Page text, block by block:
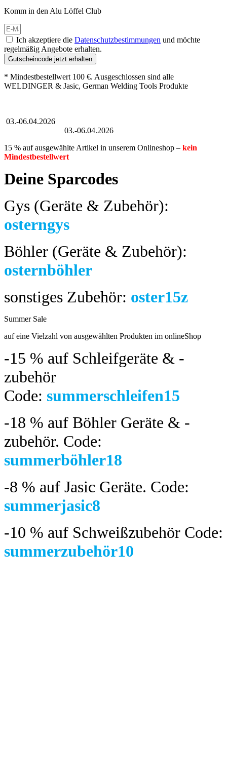
Komm in den Alu Löffel Club
Ich akzeptiere die Datenschutzbestimmungen und möchte
regelmäßig Angebote erhalten.
Gutscheincode jetzt erhalten
* Mindestbestellwert 100 €. Ausgeschlossen sind alle
WELDINGER & Jasic, German Welding Tools Produkte
03.-06.04.2026
03.-06.04.2026
15 % auf ausgewählte Artikel in unserem Onlineshop – kein
Mindestbestellwert
Deine Sparcodes
Gys (Geräte & Zubehör):
osterngys
Böhler (Geräte & Zubehör):
osternböhler
sonstiges Zubehör: oster15z
Summer Sale
auf eine Vielzahl von ausgewählten Produkten im onlineShop
-15 % auf Schleifgeräte & -
zubehör
Code: summerschleifen15
-18 % auf Böhler Geräte & -
zubehör. Code:
summerböhler18
-8 % auf Jasic Geräte. Code:
summerjasic8
-10 % auf Schweißzubehör Code:
summerzubehör10